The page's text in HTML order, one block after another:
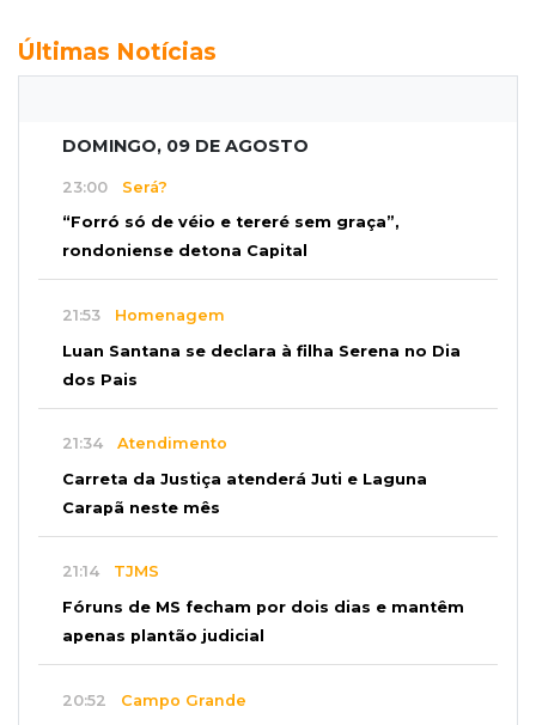
Últimas Notícias
DOMINGO, 09 DE AGOSTO
23:00 Será?
“Forró só de véio e tereré sem graça”,
rondoniense detona Capital
21:53 Homenagem
Luan Santana se declara à filha Serena no Dia
dos Pais
21:34 Atendimento
Carreta da Justiça atenderá Juti e Laguna
Carapã neste mês
21:14 TJMS
Fóruns de MS fecham por dois dias e mantêm
apenas plantão judicial
20:52 Campo Grande